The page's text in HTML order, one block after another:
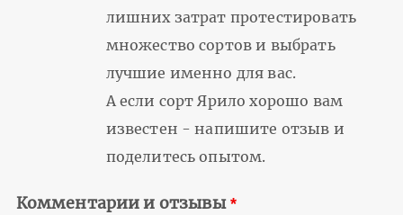
лишних затрат протестировать
множество сортов и выбрать
лучшие именно для вас.
А если сорт Ярило хорошо вам
известен - напишите отзыв и
поделитесь опытом.
Комментарии и отзывы